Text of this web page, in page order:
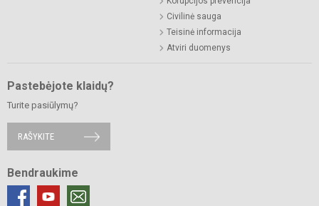
Civilinė sauga
Teisinė informacija
Atviri duomenys
Pastebėjote klaidų?
Turite pasiūlymų?
RAŠYKITE
Bendraukime